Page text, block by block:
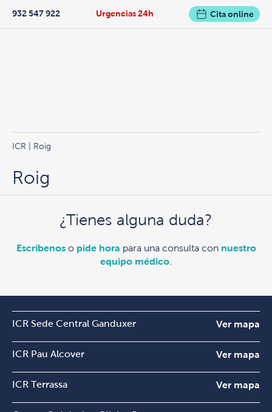
Urgencias 24h
932 547 922 Cita online
ICR | Roig
Roig
¿Tienes alguna duda?
Escríbenoso pide hora para una consulta con nuestro
equipo médico
ICR Sede Central Ganduxer Ver mapa
ICR Pau Alcover Ver mapa
ICR Terrassa Ver mapa